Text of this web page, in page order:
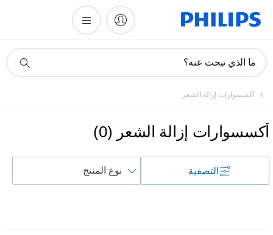
دعم
ما الذي تبحث عنه؟
أكسسوارات إزالة الشعر
أكسسوارات إزالة الشعر (
0
)
التصفية
حسب